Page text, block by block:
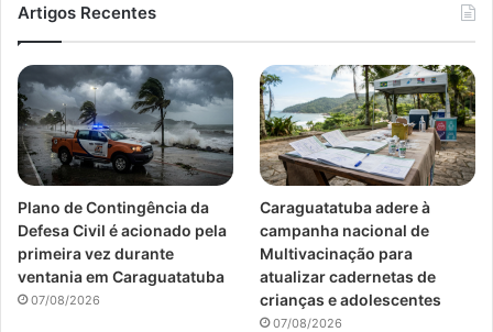
Artigos Recentes
Plano de Contingência da
Defesa Civil é acionado pela
primeira vez durante
ventania em Caraguatatuba
07/08/2026
Caraguatatuba adere à
campanha nacional de
Multivacinação para
atualizar cadernetas de
crianças e adolescentes
07/08/2026